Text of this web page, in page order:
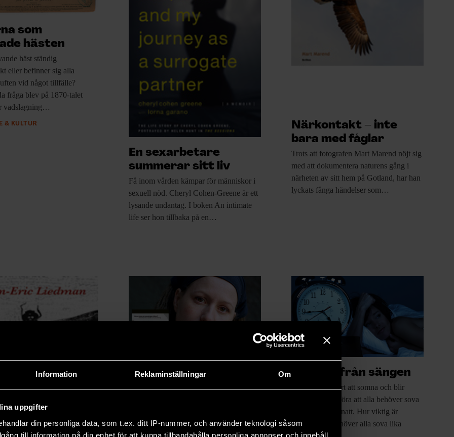
Information Reklaminställningar Om
uppgifter
din personliga data, som t.ex. ditt IP-nummer, och använder teknologi såsom
till information på din enhet för att kunna tillhandahålla personliga annonser och innehåll,
som
hästen
häst ständig
eller befinner sig alla
vid något tillfälle?
fråga blev på 1870-talet
vadslagning…
& KULTUR
En sexarbetare
summerar sitt liv
Få inom vården kämpar för människor i
sexuell nöd. Cheryl Cohen-Greene är ett
lysande undantag. I boken An intimate
life ser hon tillbaka på en…
Närkontakt – inte
bara med fåglar
Trots att fotografen Mart Marend nöjt sig
med att dokumentera naturens gång i
närheten av sitt hem på Gotland, har han
lyckats fånga händelser som…
Hushållsnära tjänster
får globala följder
universitet, vill nyansera RUT-debatten
Kliv upp från sängen
svårt att somna och blir
stressad av att höra att alla behöver sova
åtta timmar per natt. Hur viktig är
sömnen och behöver alla sova lika